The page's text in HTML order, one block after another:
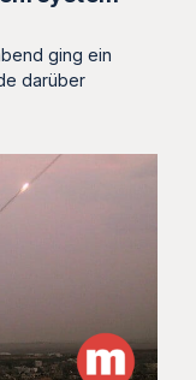
ging ein
darüber